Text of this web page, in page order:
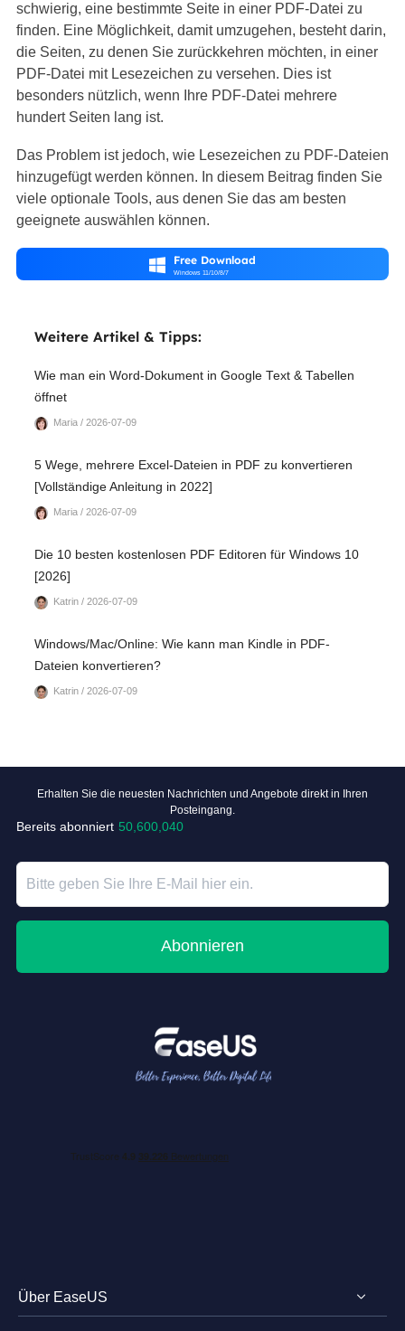
schwierig, eine bestimmte Seite in einer PDF-Datei zu
finden. Eine Möglichkeit, damit umzugehen, besteht darin,
die Seiten, zu denen Sie zurückkehren möchten, in einer
PDF-Datei mit Lesezeichen zu versehen. Dies ist
besonders nützlich, wenn Ihre PDF-Datei mehrere
hundert Seiten lang ist.
Das Problem ist jedoch, wie Lesezeichen zu PDF-Dateien
hinzugefügt werden können. In diesem Beitrag finden Sie
viele optionale Tools, aus denen Sie das am besten
geeignete auswählen können.
 Free Download
Windows 11/10/8/7
Weitere Artikel & Tipps:
Wie man ein Word-Dokument in Google Text & Tabellen
öffnet
Maria / 2026-07-09
5 Wege, mehrere Excel-Dateien in PDF zu konvertieren
[Vollständige Anleitung in 2022]
Maria / 2026-07-09
Die 10 besten kostenlosen PDF Editoren für Windows 10
[2026]
Katrin / 2026-07-09
Windows/Mac/Online: Wie kann man Kindle in PDF-
Dateien konvertieren?
Katrin / 2026-07-09
Erhalten Sie die neuesten Nachrichten und Angebote direkt in Ihren
Posteingang.
Bereits abonniert 50,600,040
Abonnieren
Über EaseUS